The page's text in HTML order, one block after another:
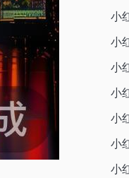
小
小
小
小
小
小
小